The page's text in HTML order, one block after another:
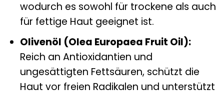
wodurch es sowohl für trockene als auch
für fettige Haut geeignet ist.
Olivenöl (Olea Europaea Fruit Oil):
Reich an Antioxidantien und
ungesättigten Fettsäuren, schützt die
Haut vor freien Radikalen und unterstützt